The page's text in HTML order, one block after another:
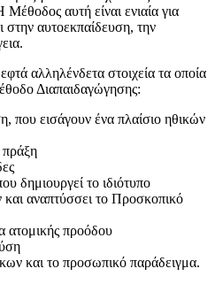
αυτή είναι ενιαία για
στην αυτοεκπαίδευση, την
αλληλένδετα στοιχεία τα οποία
Διαπαιδαγώγησης:
εισάγουν ένα πλαίσιο ηθικών
δημιουργεί το ιδιότυπο
αναπτύσσει το Προσκοπικό
ατομικής προόδου
και το προσωπικό παράδειγμα.